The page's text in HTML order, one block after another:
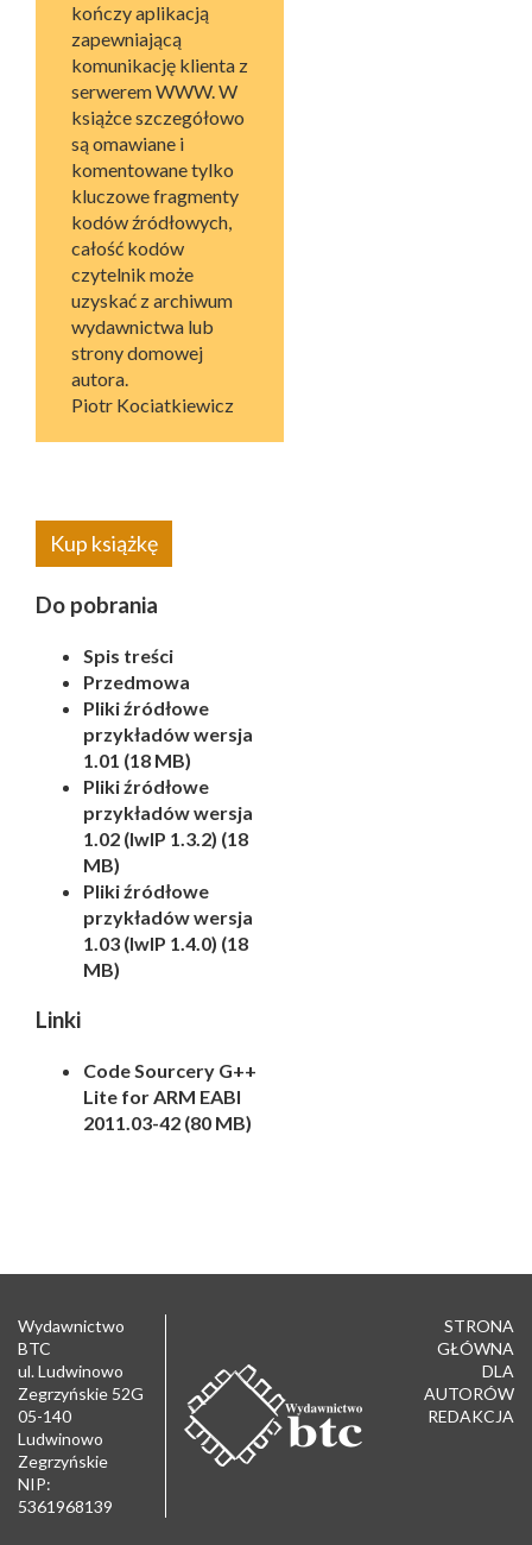
kończy aplikacją
zapewniającą
komunikację klienta z
serwerem WWW. W
książce szczegółowo
są omawiane i
komentowane tylko
kluczowe fragmenty
kodów źródłowych,
całość kodów
czytelnik może
uzyskać z archiwum
wydawnictwa lub
strony domowej
autora.
Piotr Kociatkiewicz
Kup książkę
Do pobrania
Spis treści
Przedmowa
Pliki źródłowe
przykładów wersja
1.01 (18 MB)
Pliki źródłowe
przykładów wersja
1.02 (lwIP 1.3.2) (18
MB)
Pliki źródłowe
przykładów wersja
1.03 (lwIP 1.4.0) (18
MB)
Linki
Code Sourcery G++
Lite for ARM EABI
2011.03-42 (80 MB)
Wydawnictwo
BTC
ul. Ludwinowo
Zegrzyńskie 52G
05-140
Ludwinowo
Zegrzyńskie
NIP:
5361968139
STRONA
GŁÓWNA
DLA
AUTORÓW
REDAKCJA